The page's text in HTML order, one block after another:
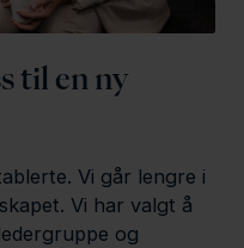
til en ny
Vi går lengre i
Vi har valgt å
og